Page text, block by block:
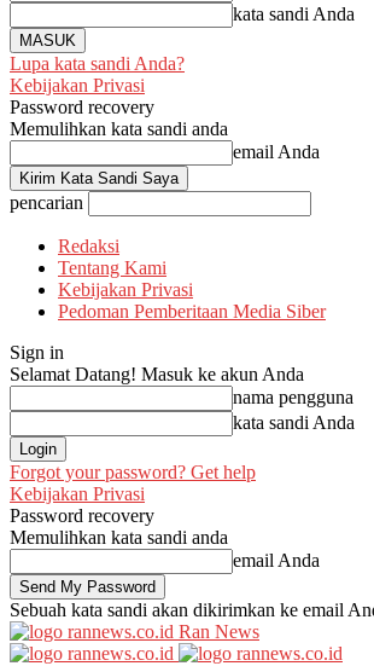
kata sandi Anda
Lupa kata sandi Anda?
Kebijakan Privasi
Password recovery
Memulihkan kata sandi anda
email Anda
pencarian
Redaksi
Tentang Kami
Kebijakan Privasi
Pedoman Pemberitaan Media Siber
Sign in
Selamat Datang! Masuk ke akun Anda
nama pengguna
kata sandi Anda
Forgot your password? Get help
Kebijakan Privasi
Password recovery
Memulihkan kata sandi anda
email Anda
Sebuah kata sandi akan dikirimkan ke email
Ran News